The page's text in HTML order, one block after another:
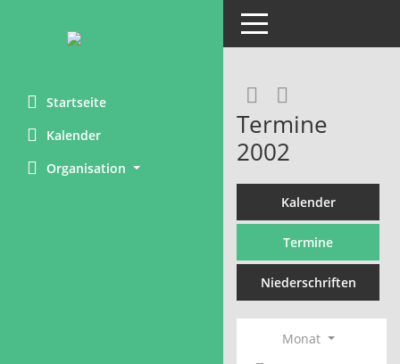
Startseite
Kalender
Organisation
Toggle navigation
Termine
2002
Kalender
Termine
Niederschriften
Monat